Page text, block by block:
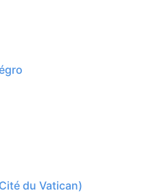
du Vatican)